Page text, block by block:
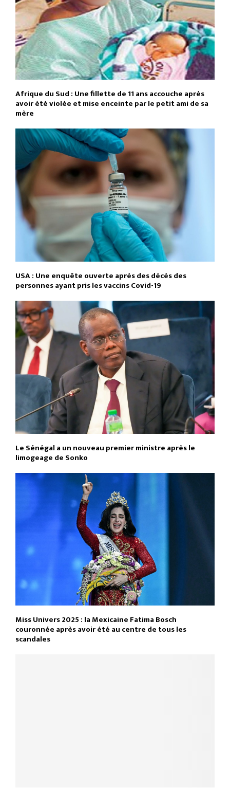
Afrique du Sud : Une fillette de 11 ans accouche après
avoir été violée et mise enceinte par le petit ami de sa
mère
USA : Une enquête ouverte après des décès des
personnes ayant pris les vaccins Covid-19
Le Sénégal a un nouveau premier ministre après le
limogeage de Sonko
Miss Univers 2025 : la Mexicaine Fatima Bosch
couronnée après avoir été au centre de tous les
scandales